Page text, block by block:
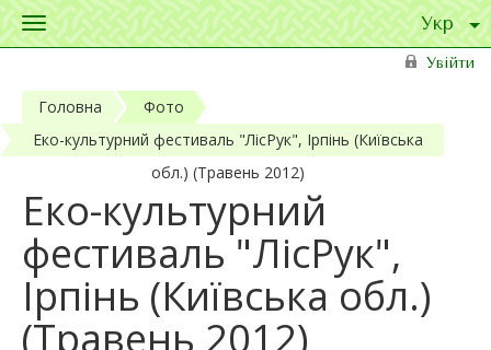
Toggle
Увійти
Головна
Фото
Еко-культурний фестиваль "ЛісРук", Ірпінь (Київська
обл.) (Травень 2012)
Еко-культурний
фестиваль "ЛісРук",
Ірпінь (Київська обл.)
(Травень 2012)